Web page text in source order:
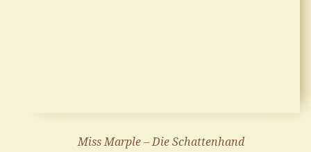
Miss Marple – Die Schattenhand